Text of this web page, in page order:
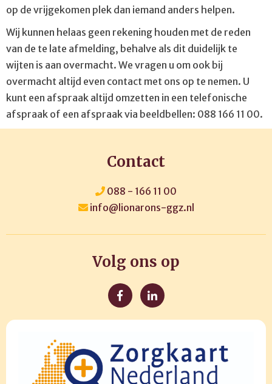
op de vrijgekomen plek dan iemand anders helpen.
Wij kunnen helaas geen rekening houden met de reden
van de te late afmelding, behalve als dit duidelijk te
wijten is aan overmacht. We vragen u om ook bij
overmacht altijd even contact met ons op te nemen. U
kunt een afspraak altijd omzetten in een telefonische
afspraak of een afspraak via beeldbellen: 088 166 11 00.
Contact
088 - 166 11 00
info@lionarons-ggz.nl
Volg ons op